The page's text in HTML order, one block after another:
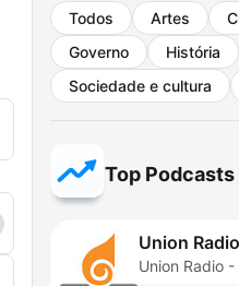
Todos Artes
Governo
História
Sociedade e cultura
Top Podcasts
Union Radio
Union Radio